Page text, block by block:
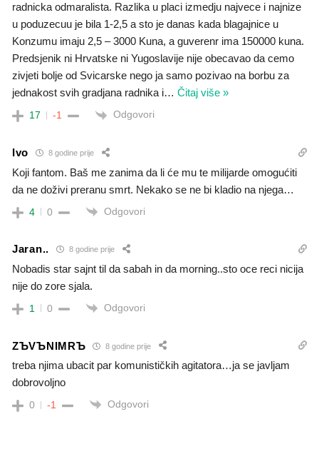
radnicka odmaralista. Razlika u placi izmedju najvece i najnize
u poduzecuu je bila 1-2,5 a sto je danas kada blagajnice u
Konzumu imaju 2,5 – 3000 Kuna, a guverenr ima 150000 kuna.
Predsjenik ni Hrvatske ni Yugoslavije nije obecavao da cemo
zivjeti bolje od Svicarske nego ja samo pozivao na borbu za
jednakost svih gradjana radnika i… Čitaj više »
17 -1 Odgovori
Ivo 8 godine prije
Koji fantom. Baš me zanima da li će mu te milijarde omogućiti
da ne doživi preranu smrt. Nekako se ne bi kladio na njega…
4 0 Odgovori
Jaran.. 8 godine prije
Nobadis star sajnt til da sabah in da morning..sto oce reci nicija
nije do zore sjala.
1 0 Odgovori
ZЪVЪNIMRЪ 8 godine prije
treba njima ubacit par komunističkih agitatora…ja se javljam
dobrovoljno
0 -1 Odgovori